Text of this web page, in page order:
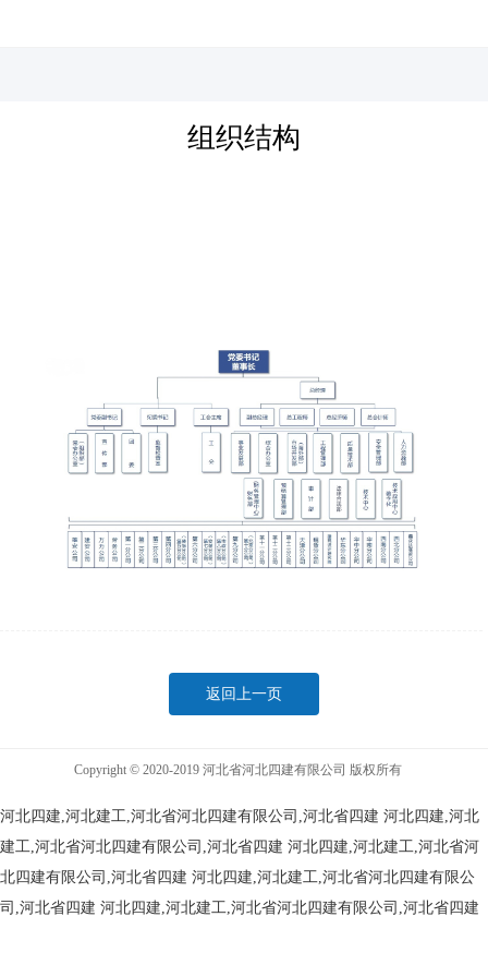
组织结构
返回上一页
Copyright © 2020-2019 河北省河北四建有限公司 版权所有
河北四建,河北建工,河北省河北四建有限公司,河北省四建 河北四建,河北
建工,河北省河北四建有限公司,河北省四建 河北四建,河北建工,河北省河
北四建有限公司,河北省四建 河北四建,河北建工,河北省河北四建有限公
司,河北省四建 河北四建,河北建工,河北省河北四建有限公司,河北省四建